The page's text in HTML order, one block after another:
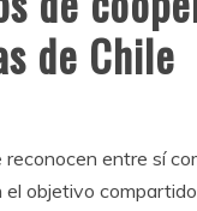
de Chile
entre sí
objetivo